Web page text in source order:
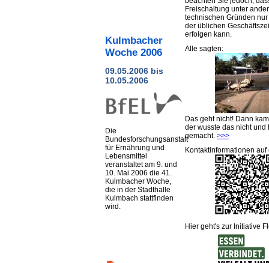
Kulmbacher
Woche 2006
09.05.2006 bis
10.05.2006
Die
Bundesforschungsanstalt
für Ernährung und
Lebensmittel
veranstaltet am 9. und
10. Mai 2006 die 41.
Kulmbacher Woche,
die in der Stadthalle
Kulmbach stattfinden
wird.
Freischaltung unter
technischen Gründen
der üblichen
erfolgen kann.
Alle sagten:
Das geht nicht! Dann
der wusste das nicht und
gemacht. >>>
Kontaktinformationen
Hier geht's zur Initiative